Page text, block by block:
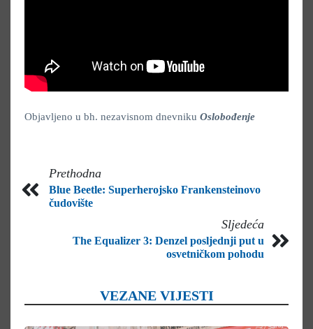
Objavljeno u bh. nezavisnom dnevniku Oslobođenje
Prethodna
Blue Beetle: Superherojsko Frankensteinovo
čudovište
Sljedeća
The Equalizer 3: Denzel posljednji put u
osvetničkom pohodu
VEZANE VIJESTI